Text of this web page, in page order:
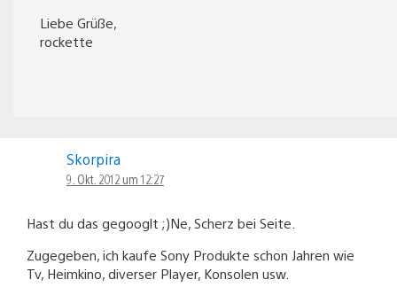
Liebe Grüße,
rockette
Skorpira
9. Okt. 2012 um 12:27
Hast du das gegooglt ;)Ne, Scherz bei Seite.
Zugegeben, ich kaufe Sony Produkte schon Jahren wie
Tv, Heimkino, diverser Player, Konsolen usw.